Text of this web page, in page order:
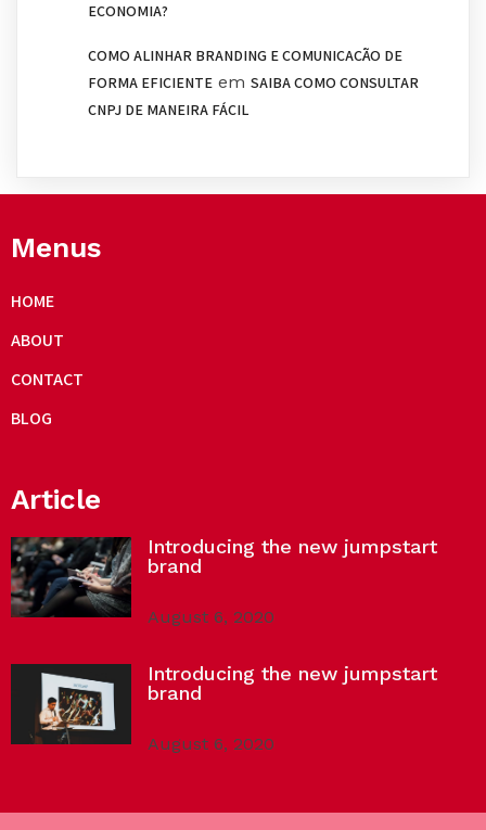
ECONOMIA?
COMO ALINHAR BRANDING E COMUNICAÇÃO DE
FORMA EFICIENTE em SAIBA COMO CONSULTAR
CNPJ DE MANEIRA FÁCIL
Menus
HOME
ABOUT
CONTACT
BLOG
Article
Introducing the new jumpstart
brand
August 6, 2020
Introducing the new jumpstart
brand
August 6, 2020